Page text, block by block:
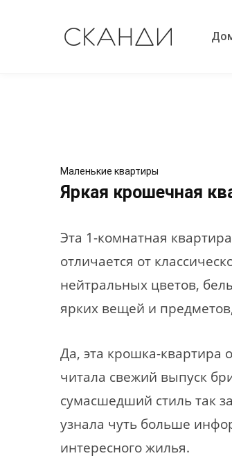
Маленькие квартиры
Яркая крошечная
Эта 1-комнатная
отличается от
нейтральных цветов,
ярких вещей и
Да, эта крошка-квартира
читала свежий выпуск
сумасшедший стиль так
узнала чуть больше
интересного жилья.